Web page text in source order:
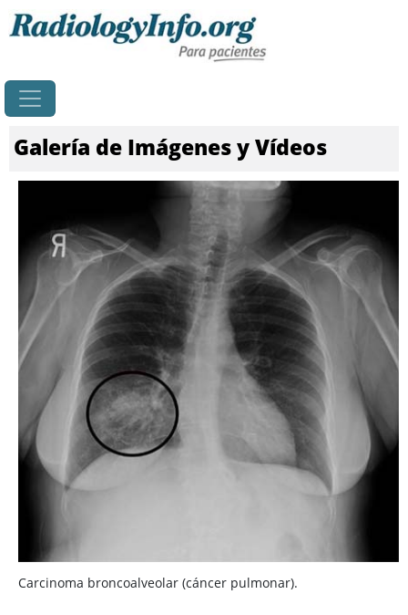
Galería de Imágenes y Vídeos
Carcinoma broncoalveolar (cáncer pulmonar).